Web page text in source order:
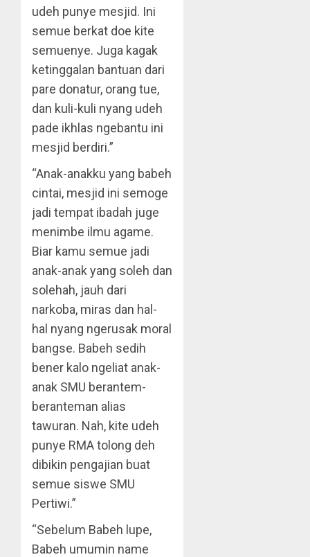
udeh punye mesjid. Ini
semue berkat doe kite
semuenye. Juga kagak
ketinggalan bantuan dari
pare donatur, orang tue,
dan kuli-kuli nyang udeh
pade ikhlas ngebantu ini
mesjid berdiri.”
“Anak-anakku yang babeh
cintai, mesjid ini semoge
jadi tempat ibadah juge
menimbe ilmu agame.
Biar kamu semue jadi
anak-anak yang soleh dan
solehah, jauh dari
narkoba, miras dan hal-
hal nyang ngerusak moral
bangse. Babeh sedih
bener kalo ngeliat anak-
anak SMU berantem-
beranteman alias
tawuran. Nah, kite udeh
punye RMA tolong deh
dibikin pengajian buat
semue siswe SMU
Pertiwi.”
“Sebelum Babeh lupe,
Babeh umumin name